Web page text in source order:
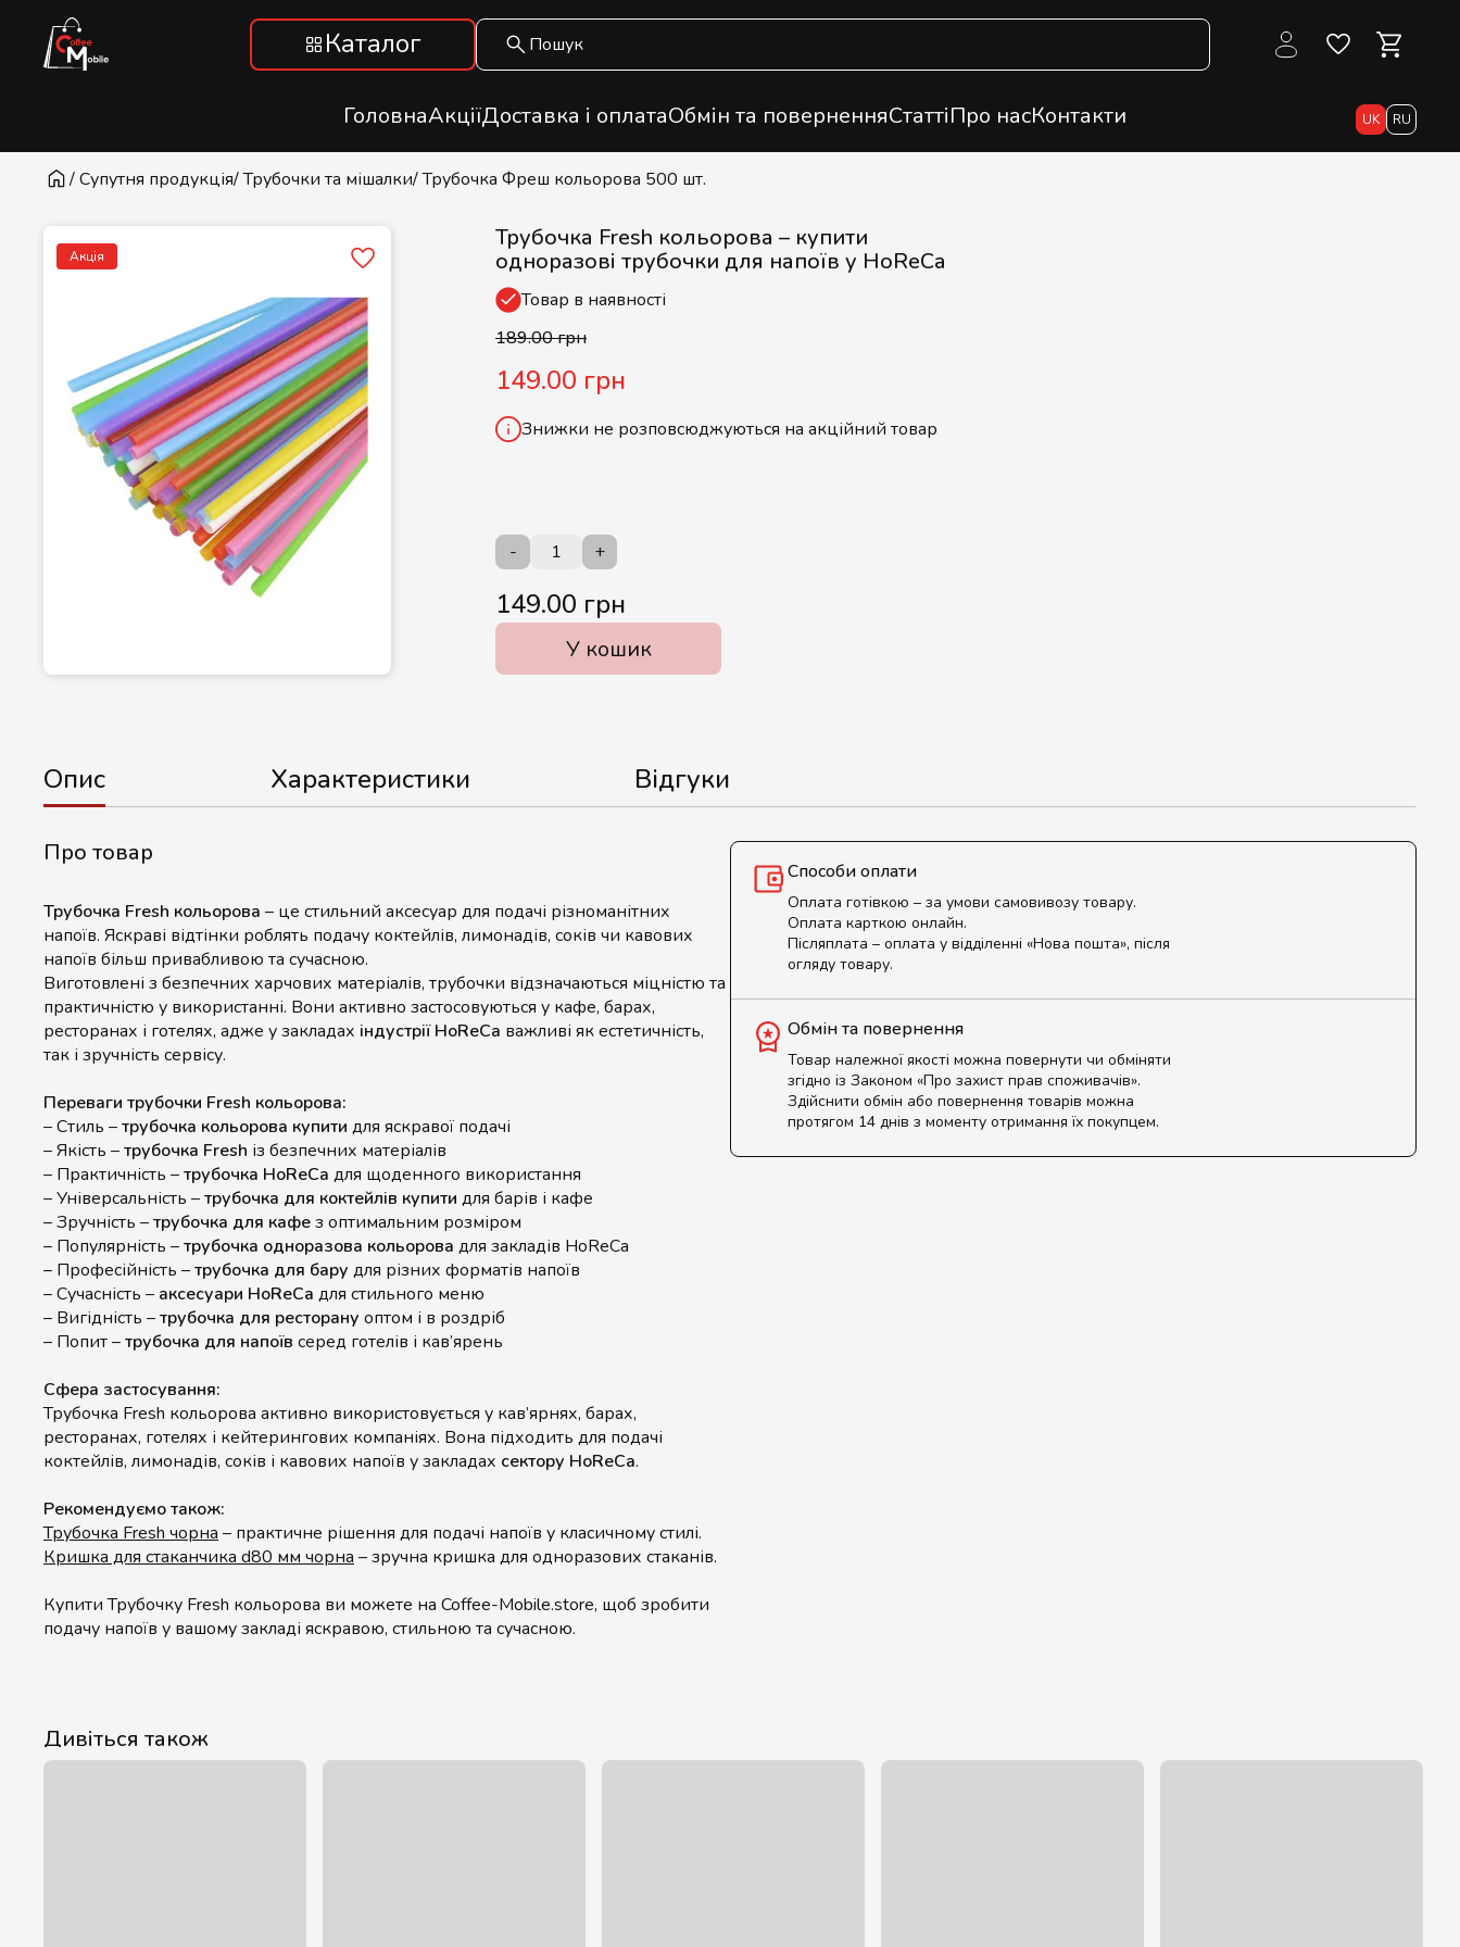
Каталог
ГоловнаАкціїДоставка і оплатаОбмін та поверненняСтаттіПро насКонтакти UK RU
/ Супутня продукція/ Трубочки та мішалки/ Трубочка Фреш кольорова 500 шт.
Акція
Трубочка Fresh кольорова – купити
одноразові трубочки для напоїв у HoReCa
Товар в наявності
189.00 грн
149.00 грн
Знижки не розповсюджуються на акційний товар
- +
149.00 грн
У кошик
Опис Характеристики Відгуки
Про товар
Трубочка Fresh кольорова – це стильний аксесуар для подачі різноманітних
напоїв. Яскраві відтінки роблять подачу коктейлів, лимонадів, соків чи кавових
напоїв більш привабливою та сучасною.
Виготовлені з безпечних харчових матеріалів, трубочки відзначаються міцністю та
практичністю у використанні. Вони активно застосовуються у кафе, барах,
ресторанах і готелях, адже у закладах індустрії HoReCa важливі як естетичність,
так і зручність сервісу.
Переваги трубочки Fresh кольорова:
– Стиль –трубочка кольорова купити для яскравої подачі
– Якість –трубочка Fresh із безпечних матеріалів
– Практичність –трубочка HoReCa для щоденного використання
– Універсальність –трубочка для коктейлів купити для барів і кафе
– Зручність –трубочка для кафез оптимальним розміром
– Популярність –трубочка одноразова кольорова для закладів HoReCa
– Професійність –трубочка для бару для різних форматів напоїв
– Сучасність – аксесуари HoReCa для стильного меню
– Вигідність –трубочка для ресторану оптом і в роздріб
– Попит –трубочка для напоїв серед готелів і кав’ярень
Сфера застосування:
Трубочка Fresh кольорова активно використовується у кав’ярнях, барах,
ресторанах, готелях і кейтерингових компаніях. Вона підходить для подачі
коктейлів, лимонадів, соків і кавових напоїв у закладах сектору HoReCa.
Рекомендуємо також:
Трубочка Fresh чорна – практичне рішення для подачі напоїв у класичному стилі.
Кришка для стаканчика d80 мм чорна – зручна кришка для одноразових стаканів.
Купити Трубочку Fresh кольорова ви можете на Coffee-Mobile.store, щоб зробити
подачу напоїв у вашому закладі яскравою, стильною та сучасною.
Способи оплати
Оплата готівкою – за умови самовивозу товару.
Оплата карткою онлайн.
Післяплата – оплата у відділенні «Нова пошта», після
огляду товару.
Обмін та повернення
Товар належної якості можна повернути чи обміняти
згідно із Законом «Про захист прав споживачів».
Здійснити обмін або повернення товарів можна
протягом 14 днів з моменту отримання їх покупцем.
Дивіться також